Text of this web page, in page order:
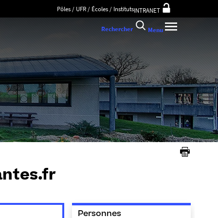
Pôles / UFR / Écoles / InstitutsINTRANET
Rechercher Menu
Personnes